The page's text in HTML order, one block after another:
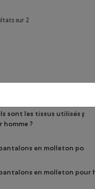
sur 2
sont les tissus utilisés
homme ?
en molleton pour
en molleton pour